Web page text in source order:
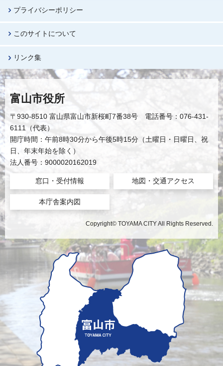
プライバシーポリシー
このサイトについて
リンク集
富山市役所
〒930-8510 富山県富山市新桜町7番38号 電話番号：076-431-
6111（代表）
開庁時間：午前8時30分から午後5時15分（土曜日・日曜日、祝
日、年末年始を除く）
法人番号：9000020162019
窓口・受付情報 地図・交通アクセス
本庁舎案内図
Copyright© TOYAMA CITY All Rights Reserved.